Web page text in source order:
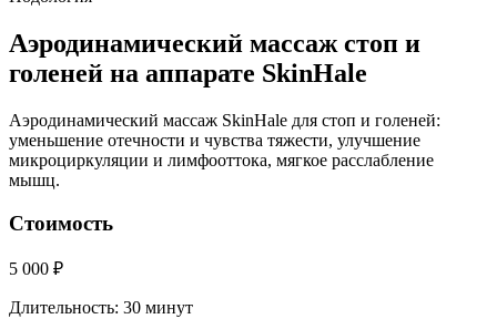
Аэродинамический массаж стоп и
голеней на аппарате SkinHale
Аэродинамический массаж SkinHale для стоп и голеней:
уменьшение отечности и чувства тяжести, улучшение
микроциркуляции и лимфооттока, мягкое расслабление
мышц.
Стоимость
5 000 ₽
Длительность: 30 минут